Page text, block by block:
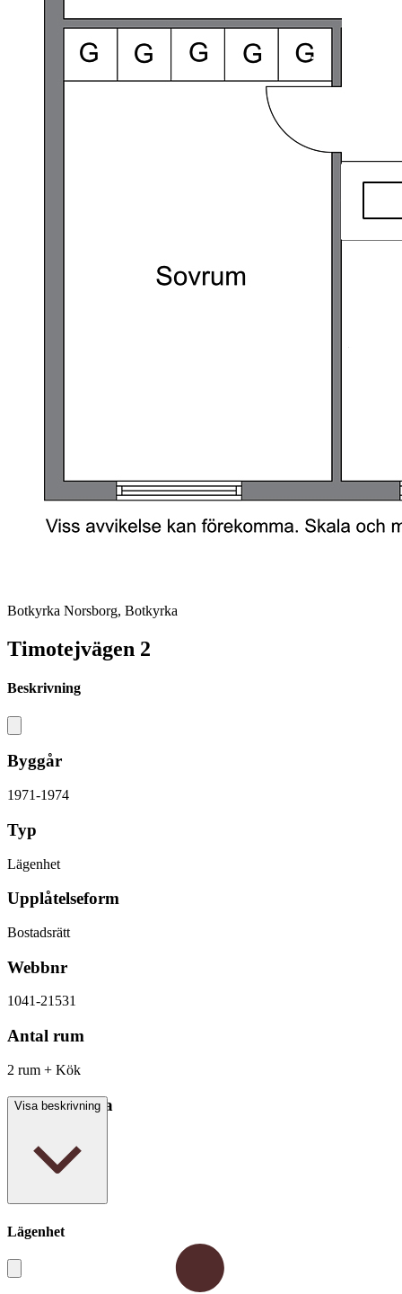
Botkyrka Norsborg, Botkyrka
Timotejvägen 2
Beskrivning
Byggår
1971-1974
Typ
Lägenhet
Upplåtelseform
Bostadsrätt
Webbnr
1041-21531
Antal rum
2 rum + Kök
Boarea/Biarea
Visa beskrivning
Lägenhet